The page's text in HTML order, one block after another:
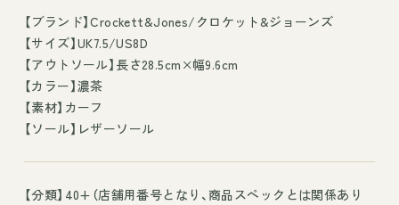
【ブランド】Crockett&Jones/クロケット&ジョーンズ
【サイズ】UK7.5/US8D
【アウトソール】長さ28.5cm×幅9.6cm
【カラー】濃茶
【素材】カーフ
【ソール】レザーソール
【分類】40+（店舗用番号となり、商品スペックとは関係あり